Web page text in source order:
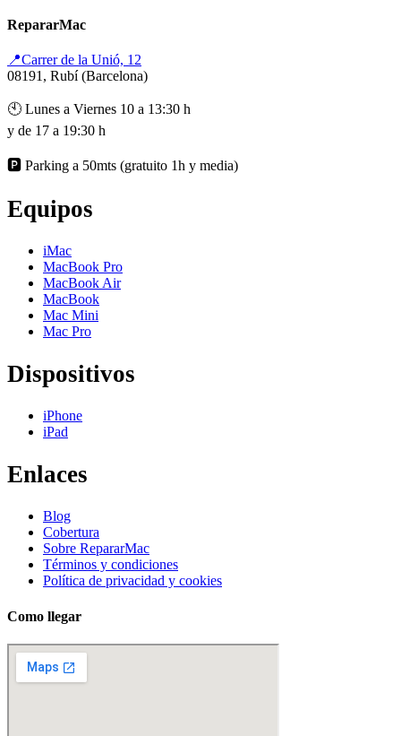
RepararMac
📍Carrer de la Unió, 12
08191, Rubí (Barcelona)
🕙 Lunes a Viernes 10 a 13:30 h
y de 17 a 19:30 h
🅿️ Parking a 50mts (gratuito 1h y media)
Equipos
iMac
MacBook Pro
MacBook Air
MacBook
Mac Mini
Mac Pro
Dispositivos
iPhone
iPad
Enlaces
Blog
Cobertura
Sobre RepararMac
Términos y condiciones
Política de privacidad y cookies
Como llegar